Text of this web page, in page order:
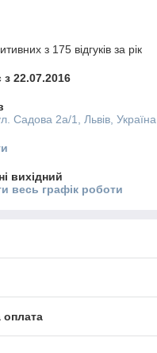
з 175 відгуків за рік
22.07.2016
Садова 2а/1, Львів, Україна
вихідний
весь графік роботи
оплата